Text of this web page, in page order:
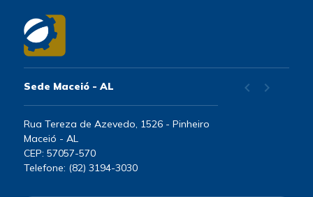
Sede Maceió - AL chevron_left chevron_right
Rua Tereza de Azevedo, 1526 - Pinheiro
Maceió - AL
CEP: 57057-570
Telefone: (82) 3194-3030